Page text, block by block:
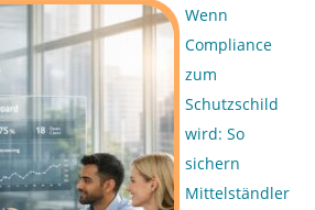
Wenn
Compliance
zum
Schutzschild
wird: So
sichern
Mittelständler